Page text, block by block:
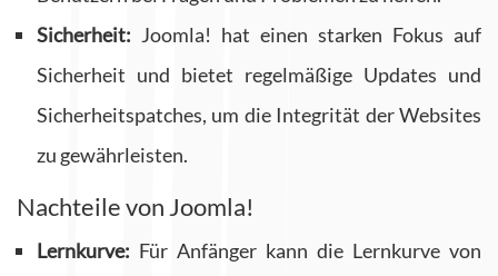
Sicherheit: Joomla! hat einen starken Fokus auf
Sicherheit und bietet regelmäßige Updates und
Sicherheitspatches, um die Integrität der Websites
zu gewährleisten.
Nachteile von Joomla!
Lernkurve: Für Anfänger kann die Lernkurve von